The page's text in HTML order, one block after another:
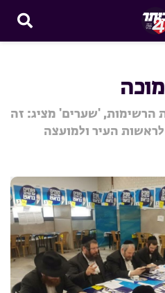
הרשימות, 'שערים' מציג: זה
העיר ולמועצה